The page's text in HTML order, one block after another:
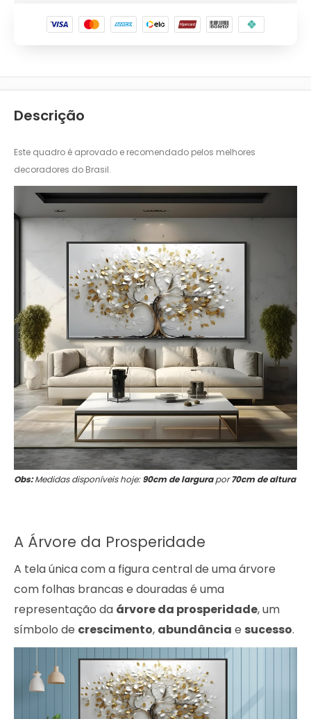
Descrição
Este quadro é aprovado e recomendado pelos melhores
decoradores do Brasil.
Obs:Medidas disponíveis hoje:90cm de largurapor70cm de altura
A Árvore da Prosperidade
A tela única com a figura central de uma árvore
com folhas brancas e douradas é uma
representação da árvore da prosperidade, um
símbolo de crescimento, abundância e sucesso.